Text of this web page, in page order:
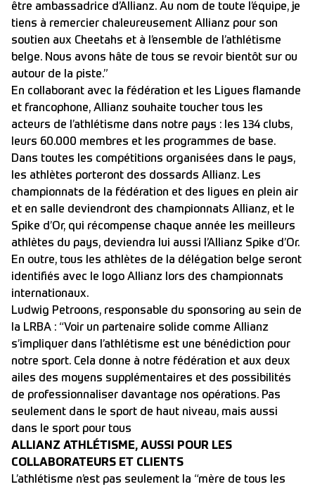
être ambassadrice d’Allianz. Au nom de toute l’équipe, je
tiens à remercier chaleureusement Allianz pour son
soutien aux Cheetahs et à l’ensemble de l’athlétisme
belge. Nous avons hâte de tous se revoir bientôt sur ou
autour de la piste.”
En collaborant avec la fédération et les Ligues flamande
et francophone, Allianz souhaite toucher tous les
acteurs de l’athlétisme dans notre pays : les 134 clubs,
leurs 60.000 membres et les programmes de base.
Dans toutes les compétitions organisées dans le pays,
les athlètes porteront des dossards Allianz. Les
championnats de la fédération et des ligues en plein air
et en salle deviendront des championnats Allianz, et le
Spike d’Or, qui récompense chaque année les meilleurs
athlètes du pays, deviendra lui aussi l’Allianz Spike d’Or.
En outre, tous les athlètes de la délégation belge seront
identifiés avec le logo Allianz lors des championnats
internationaux.
Ludwig Petroons, responsable du sponsoring au sein de
la LRBA : “Voir un partenaire solide comme Allianz
s’impliquer dans l’athlétisme est une bénédiction pour
notre sport. Cela donne à notre fédération et aux deux
ailes des moyens supplémentaires et des possibilités
de professionnaliser davantage nos opérations. Pas
seulement dans le sport de haut niveau, mais aussi
dans le sport pour tous
ALLIANZ ATHLÉTISME, AUSSI POUR LES
COLLABORATEURS ET CLIENTS
L’athlétisme n’est pas seulement la “mère de tous les